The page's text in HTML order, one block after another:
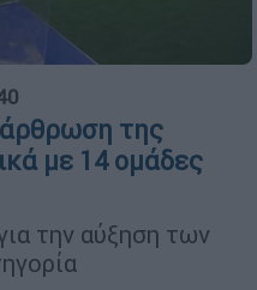
της
με 14 ομάδες
την αύξηση των